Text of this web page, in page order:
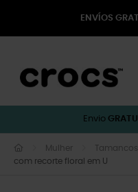
ENVÍOS
Envio
Mulher Tamancos
com recorte floral em U